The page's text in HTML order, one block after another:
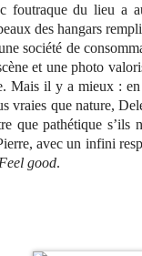
foutraque du lieu a
des hangars
société de
et une photo
Mais il y a mieux : en
vraies que nature,
que pathétique s’ils
avec un infini
good.